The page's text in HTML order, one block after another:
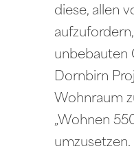
diese, allen
unbebauten
Dornbirn
Wohnraum
„Wohnen
umzusetzen.